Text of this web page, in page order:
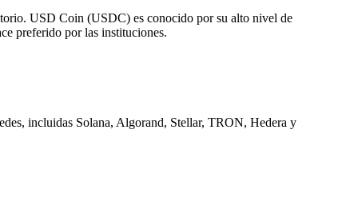
USD Coin (USDC) es conocido por su alto nivel de
preferido por las instituciones.
incluidas Solana, Algorand, Stellar, TRON, Hedera y